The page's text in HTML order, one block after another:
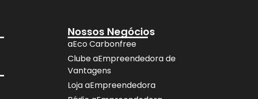
Nossos Negócios
aEco Carbonfree
Clube aEmpreendedora de
Vantagens
Loja aEmpreendedora